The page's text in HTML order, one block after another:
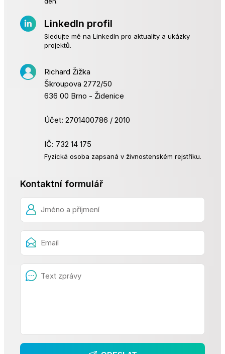
LinkedIn profil
Sledujte mě na LinkedIn pro aktuality a ukázky
projektů.
Richard Žižka
Škroupova 2772/50
636 00 Brno - Židenice
Účet: 2701400786 / 2010
IČ: 732 14 175
Fyzická osoba zapsaná v živnostenském rejstříku.
Kontaktní formulář
Jméno a příjmení
Email
Text zprávy